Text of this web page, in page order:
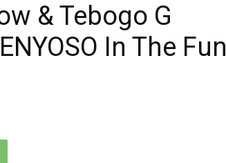
& Tebogo G
In The Fun